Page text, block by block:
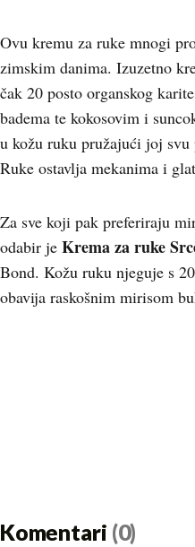
Ovu kremu za ruke mnogi
zimskim danima. Izuzetno
čak 20 posto organskog
badema te kokosovim i
u kožu ruku pružajući joj
Ruke ostavlja mekanima i
Za sve koji pak preferiraju
odabir je Krema za ruke
Bond. Kožu ruku njeguje s
obavija raskošnim mirisom
Komentari (0)